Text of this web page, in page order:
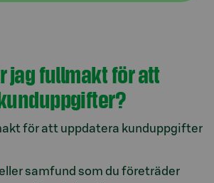
jag fullmakt för att
för att uppdatera kunduppgifter
samfund som du företräder